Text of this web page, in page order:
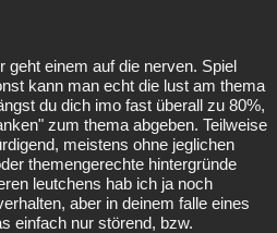
geht einem auf die nerven. Spiel
kann man echt die lust am thema
du dich imo fast überall zu 80%,
zum thema abgeben. Teilweise
meistens ohne jeglichen
themengerechte hintergründe
leutchens hab ich ja noch
aber in deinem falle eines
einfach nur störend, bzw.